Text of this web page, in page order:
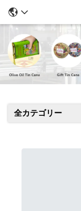
全カテゴリー